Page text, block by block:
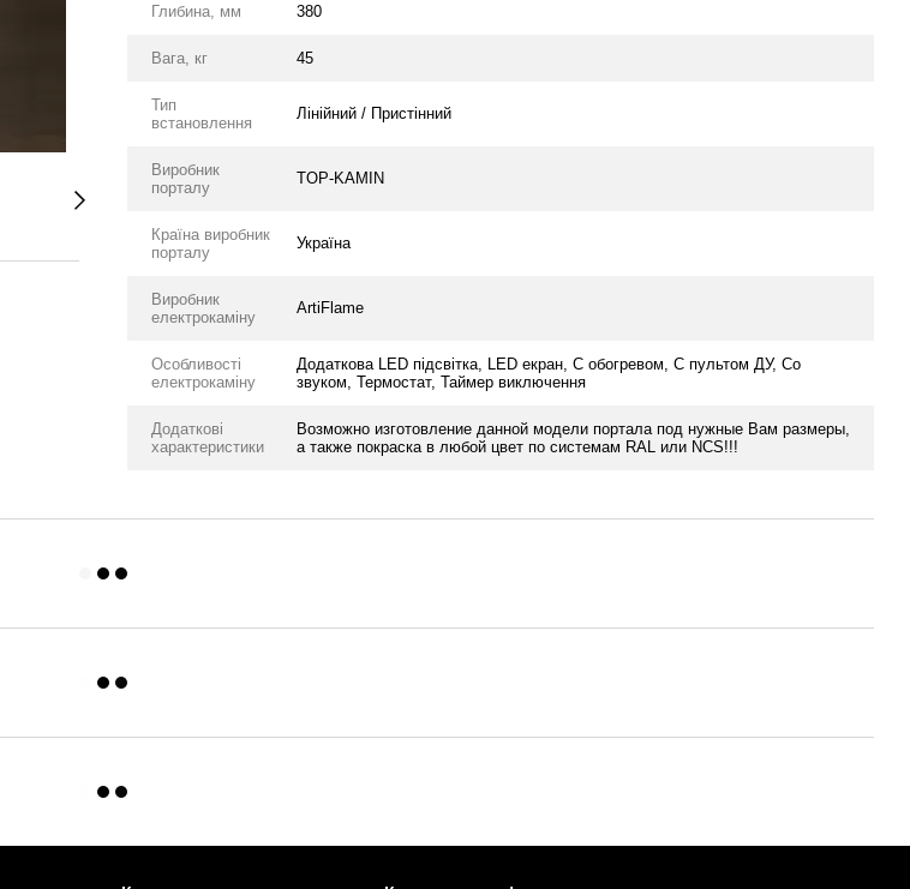
Глибина, мм 380
Вага, кг 45
Тип
встановлення
Лінійний / Пристінний
Виробник
порталу
TOP-KAMIN
Країна виробник
порталу
Україна
Виробник
електрокаміну
ArtiFlame
Особливості
електрокаміну
Додаткова LED підсвітка, LED екран, С обогревом, С пультом ДУ, Со
звуком, Термостат, Таймер виключення
Додаткові
характеристики
Возможно изготовление данной модели портала под нужные Вам размеры,
а также покраска в любой цвет по системам RAL или NCS!!!